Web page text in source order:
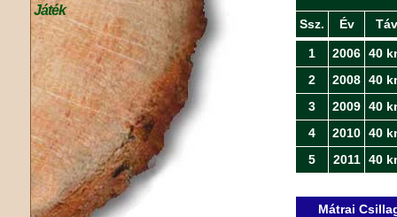
Játék
Ssz. Év Táv
1 2006 40
2
2008 40
3
2009 40
4
2010 40
5
2011 40
Mátrai